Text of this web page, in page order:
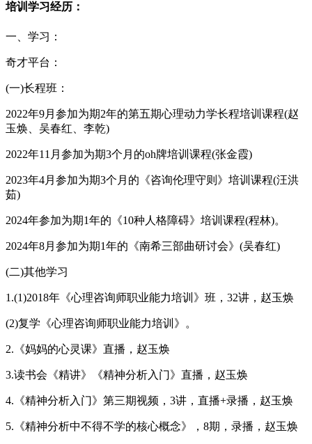
培训学习经历：
一、学习：
奇才平台：
(一)长程班：
2022年9月参加为期2年的第五期心理动力学长程培训课程(赵
玉焕、吴春红、李乾)
2022年11月参加为期3个月的oh牌培训课程(张金霞)
2023年4月参加为期3个月的《咨询伦理守则》培训课程(汪洪
茹)
2024年参加为期1年的《10种人格障碍》培训课程(程林)。
2024年8月参加为期1年的《南希三部曲研讨会》(吴春红)
(二)其他学习
1.(1)2018年《心理咨询师职业能力培训》班，32讲，赵玉焕
(2)复学《心理咨询师职业能力培训》。
2.《妈妈的心灵课》直播，赵玉焕
3.读书会《精讲》《精神分析入门》直播，赵玉焕
4.《精神分析入门》第三期视频，3讲，直播+录播，赵玉焕
5.《精神分析中不得不学的核心概念》，8期，录播，赵玉焕